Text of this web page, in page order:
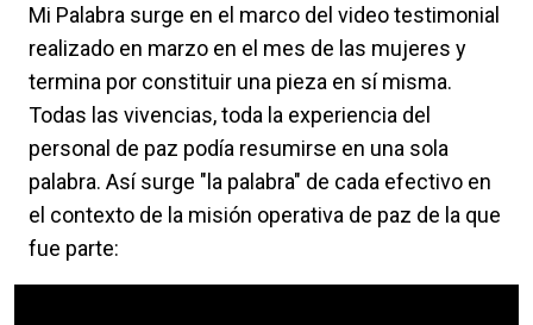
Mi Palabra surge en el marco del video testimonial
realizado en marzo en el mes de las mujeres y
termina por constituir una pieza en sí misma.
Todas las vivencias, toda la experiencia del
personal de paz podía resumirse en una sola
palabra. Así surge "la palabra" de cada efectivo en
el contexto de la misión operativa de paz de la que
fue parte: